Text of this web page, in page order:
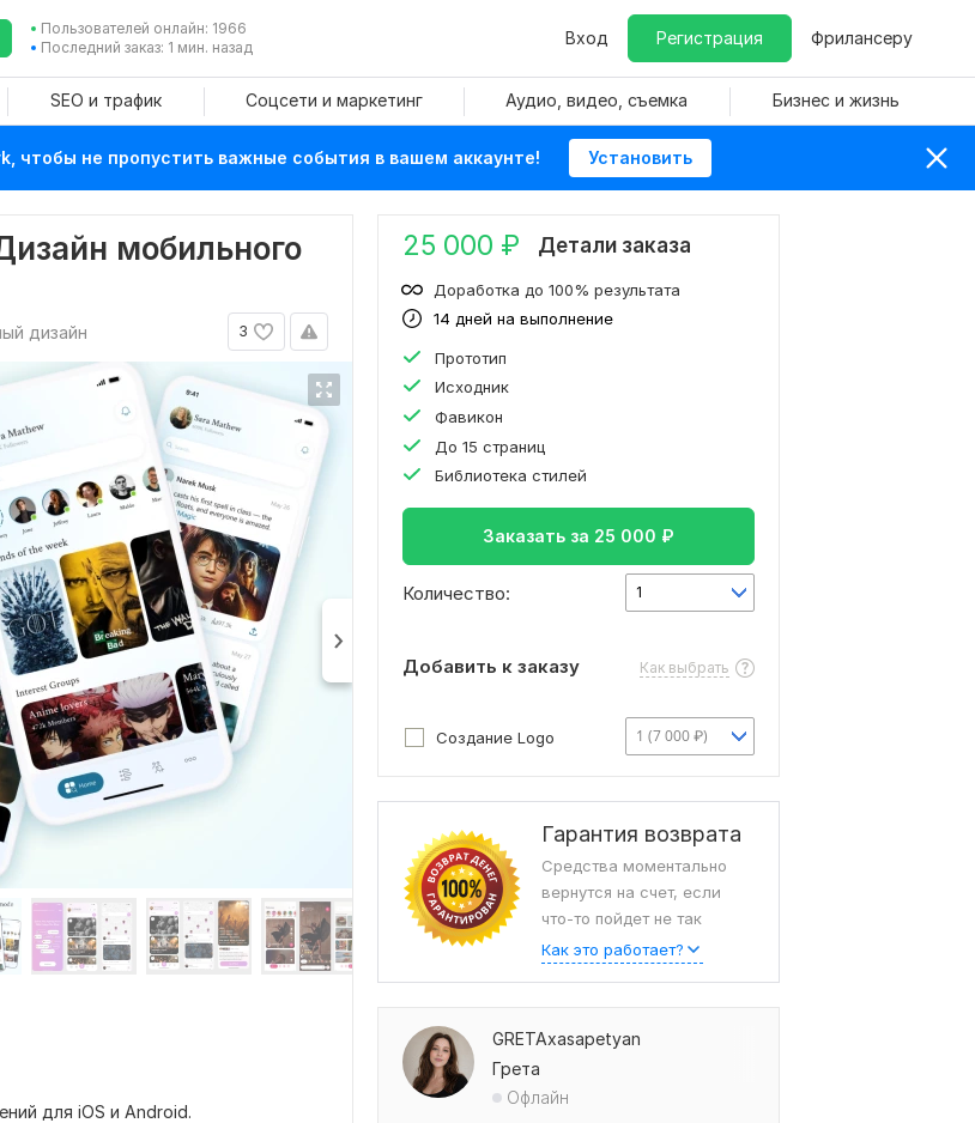
Пользователей онлайн: 1966
Последний заказ: 1 мин. назад
Вход Регистрация Фрилансеру
SEO и трафик Соцсети и маркетинг Аудио, видео, съемка Бизнес и жизнь
чтобы не пропустить важные события в вашем аккаунте! Установить
мобильного
3
дизайн
для iOS и Android.
25 000 ₽ Детали заказа
14 дней на выполнение
Доработка до 100% результата
Прототип
Исходник
Фавикон
До 15 страниц
Библиотека стилей
Заказать за 25 000 ₽
Количество: 1
Добавить к заказу Как выбрать
Создание Logo 1 (7 000 ₽)
Гарантия возврата
Средства моментально
вернутся на счет, если
что-то пойдет не так
Как это работает?
GRETAxasapetyan
Грета
Офлайн